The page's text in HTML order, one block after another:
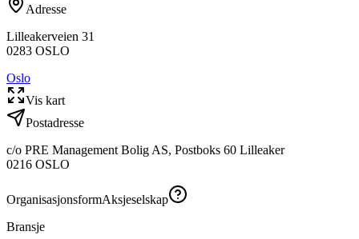
Adresse
Lilleakerveien 31
0283 OSLO
Oslo
Vis kart
Postadresse
c/o PRE Management Bolig AS, Postboks 60 Lilleaker
0216 OSLO
OrganisasjonsformAksjeselskap
Bransje